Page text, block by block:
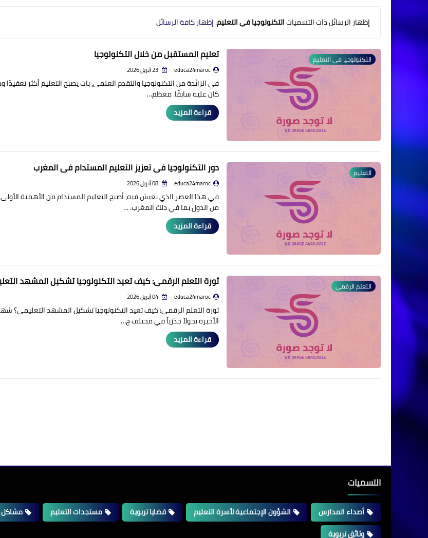
‏إظهار الرسائل ذات التسمياتالتكنولوجيا في التعليم.إظهار كافة الرسائل
التكنولوجيا في التعليم تعليم المستقبل من خلال التكنولوجيا
educa24maroc
في الزائدة من التكنولوجيا والتقدم العلمي، بات يصبح التعليم أكثر تعقيدًا
كان عليه سابقًا. معظم…
قراءة المزيد
التعليم دور التكنولوجيا في تعزيز التعليم المستدام في المغرب
educa24maroc
في هذا العصر الذي نعيش فيه، أصبح التعليم المستدام من الأهمية
من الدول بما في ذلك المغرب. …
قراءة المزيد
التعلم الرقمي ثورة التعلم الرقمي: كيف تعيد التكنولوجيا تشكيل المشهد
educa24maroc
ثورة التعلم الرقمي: كيف تعيد التكنولوجيا تشكيل المشهد التعليمي؟
الأخيرة تحولاً جذرياً في مختلف ج…
قراءة المزيد
التسميات
أصداء المدارس الشؤون الإجتماعية لأسرة التعليم قضايا تربوية مستجدات التعليم مشاكل
وثائق تربوية